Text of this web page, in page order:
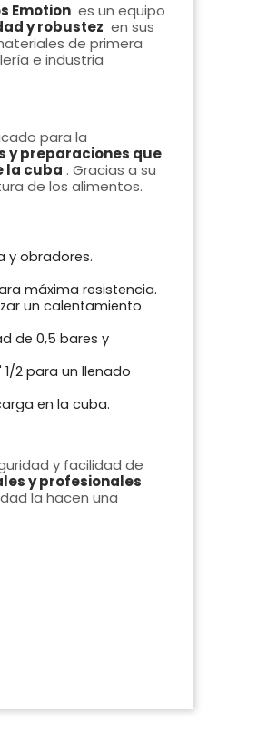
Emotion es un equipo
y robustez en sus
de primera
e industria
para la
y preparaciones que
la cuba . Gracias a su
de los alimentos.
y obradores.
máxima resistencia.
un calentamiento
de 0,5 bares y
2 para un llenado
en la cuba.
y facilidad de
y profesionales
la hacen una